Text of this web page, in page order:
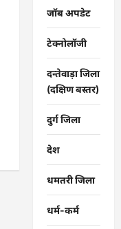
जॉब अपडेट
टेक्नोलॉजी
दन्तेवाड़ा जिला
(दक्षिण बस्तर)
दुर्ग जिला
देश
धमतरी जिला
धर्म-कर्म